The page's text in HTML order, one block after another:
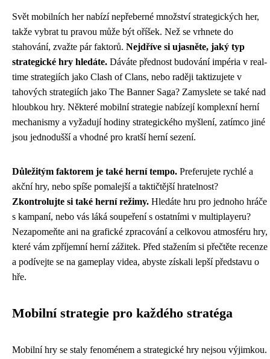
Svět mobilních her nabízí nepřeberné množství strategických her,
takže vybrat tu pravou může být oříšek. Než se vrhnete do
stahování, zvažte pár faktorů. Nejdříve si ujasněte, jaký typ
strategické hry hledáte. Dáváte přednost budování impéria v real-
time strategiích jako Clash of Clans, nebo raději taktizujete v
tahových strategiích jako The Banner Saga? Zamyslete se také nad
hloubkou hry. Některé mobilní strategie nabízejí komplexní herní
mechanismy a vyžadují hodiny strategického myšlení, zatímco jiné
jsou jednodušší a vhodné pro kratší herní sezení.
Důležitým faktorem je také herní tempo. Preferujete rychlé a
akční hry, nebo spíše pomalejší a taktičtější hratelnost?
Zkontrolujte si také herní režimy. Hledáte hru pro jednoho hráče
s kampaní, nebo vás láká soupeření s ostatními v multiplayeru?
Nezapomeňte ani na grafické zpracování a celkovou atmosféru hry,
které vám zpříjemní herní zážitek. Před stažením si přečtěte recenze
a podívejte se na gameplay videa, abyste získali lepší představu o
hře.
Mobilní strategie pro každého stratéga
Mobilní hry se staly fenoménem a strategické hry nejsou výjimkou.